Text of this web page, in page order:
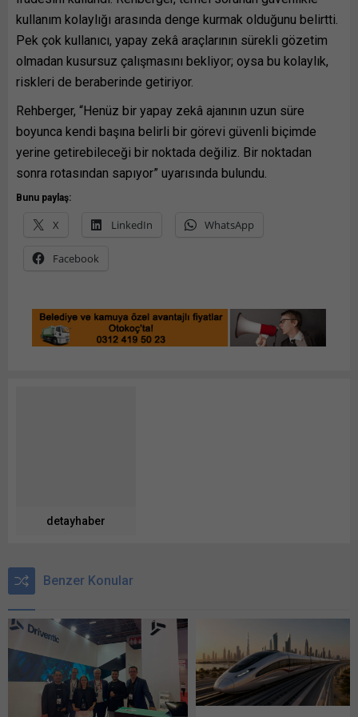
kullanım kolaylığı arasında denge kurmak olduğunu belirtti.
Pek çok kullanıcı, yapay zekâ araçlarının sürekli gözetim
olmadan kusursuz çalışmasını bekliyor; oysa bu kolaylık,
riskleri de beraberinde getiriyor.
Rehberger, “Henüz bir yapay zekâ ajanının uzun süre
boyunca kendi başına belirli bir görevi güvenli biçimde
yerine getirebileceği bir noktada değiliz. Bir noktadan
sonra rotasından sapıyor” uyarısında bulundu.
Bunu paylaş:
X LinkedIn WhatsApp
Facebook
detayhaber
Benzer Konular